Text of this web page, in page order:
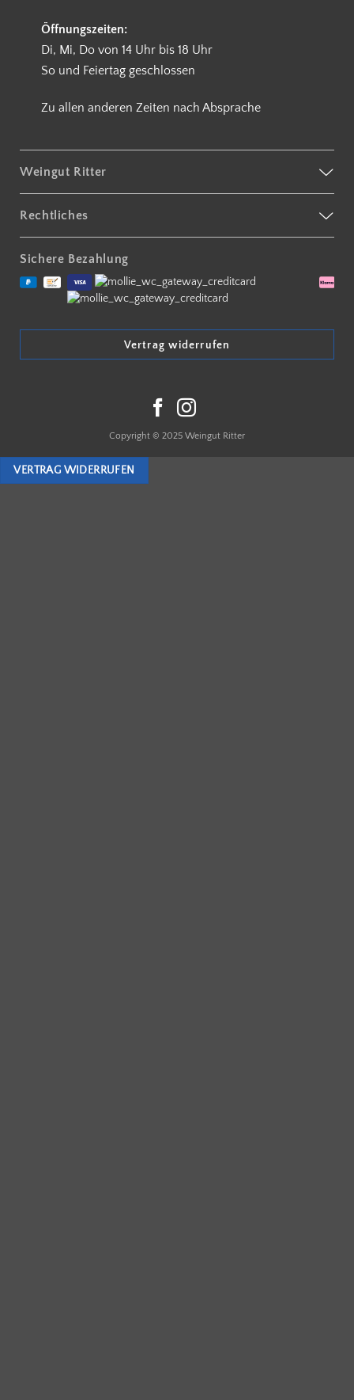
Öffnungszeiten:
Di, Mi, Do von 14 Uhr bis 18 Uhr
So und Feiertag geschlossen
Zu allen anderen Zeiten nach Absprache
Weingut Ritter
Rechtliches
Sichere Bezahlung
Vertrag widerrufen
Copyright © 2025 Weingut Ritter
VERTRAG WIDERRUFEN